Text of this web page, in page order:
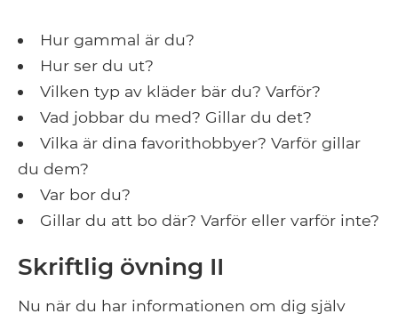
Hur gammal är du?
Hur ser du ut?
Vilken typ av kläder bär du? Varför?
Vad jobbar du med? Gillar du det?
Vilka är dina favorithobbyer? Varför gillar
du dem?
Var bor du?
Gillar du att bo där? Varför eller varför inte?
Skriftlig övning II
Nu när du har informationen om dig själv